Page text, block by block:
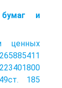
и
ценных
185